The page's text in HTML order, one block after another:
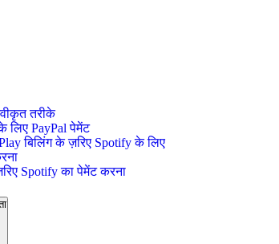
तरीके
लिए PayPal पेमेंट
बिलिंग के ज़रिए Spotify के लिए
Spotify का पेमेंट करना